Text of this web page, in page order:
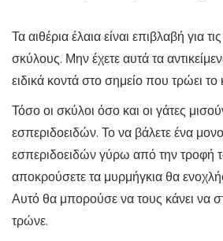
Τα αιθέρια έλαια είναι επιβλαβή για
σκύλους. Μην έχετε αυτά τα
ειδικά κοντά στο σημείο που τρώει το
Τόσο οι σκύλοι όσο και οι γάτες
εσπεριδοειδών. Το να βάλετε ένα
εσπεριδοειδών γύρω από την τροφή
αποκρούσετε τα μυρμήγκια θα
Αυτό θα μπορούσε να τους κάνει να
τρώνε.